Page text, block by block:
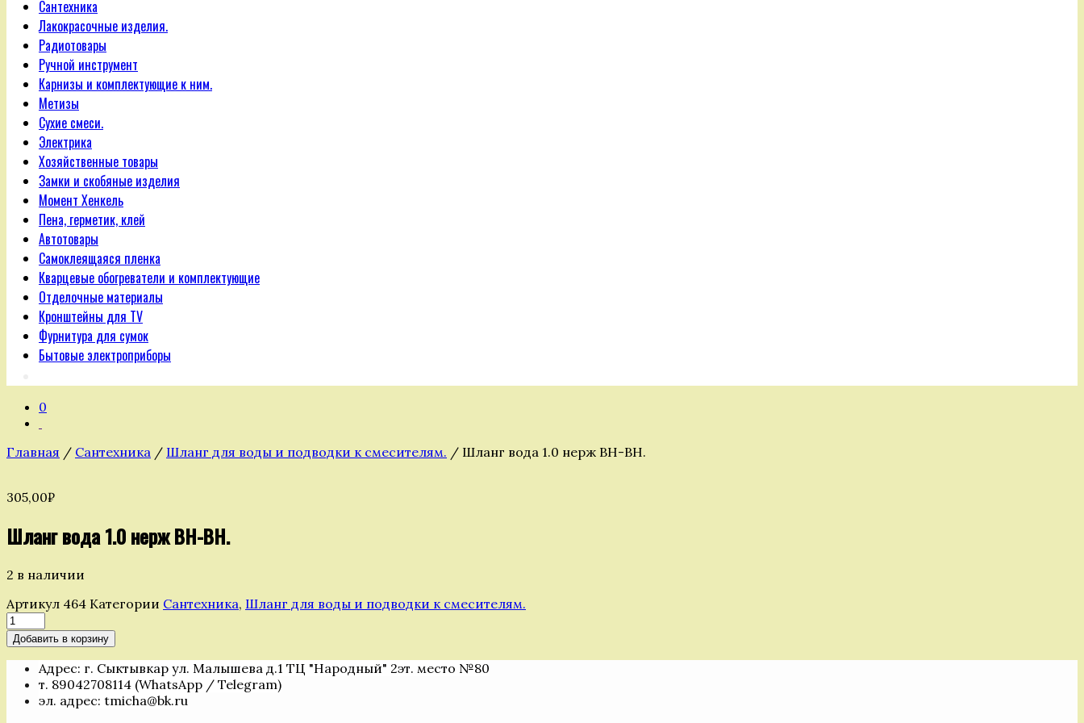
Сантехника
Лакокрасочные изделия.
Радиотовары
Ручной инструмент
Карнизы и комплектующие к ним.
Метизы
Сухие смеси.
Электрика
Хозяйственные товары
Замки и скобяные изделия
Момент Хенкель
Пена, герметик, клей
Автотовары
Самоклеящаяся пленка
Кварцевые обогреватели и комплектующие
Отделочные материалы
Кронштейны для TV
Фурнитура для сумок
Бытовые электроприборы
0
Главная / Сантехника / Шланг для воды и подводки к смесителям. / Шланг вода 1.0 нерж ВН-ВН.
305,00₽
Шланг вода 1.0 нерж ВН-ВН.
2 в наличии
Артикул 464 Категории Сантехника, Шланг для воды и подводки к смесителям.
Количество
товара
Шланг
вода
нерж
Добавить в корзину
Адрес: г. Сыктывкар ул. Малышева д.1 ТЦ "Народный" 2эт. место №80
т. 89042708114 (WhatsApp / Telegram)
эл. адрес: tmicha@bk.ru